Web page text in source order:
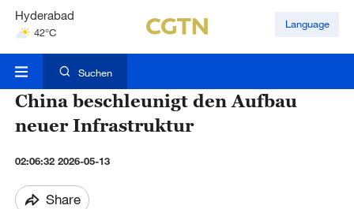
Hyderabad
42°C
Mumbai
Language
Suchen
China beschleunigt den Aufbau
neuer Infrastruktur
02:06:32 2026-05-13
Share